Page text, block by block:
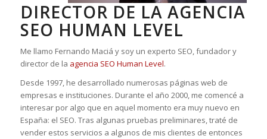
DIRECTOR DE LA AGENCIA
SEO HUMAN LEVEL
Me llamo Fernando Maciá y soy un experto SEO, fundador y
director de la agencia SEO Human Level.
Desde 1997, he desarrollado numerosas páginas web de
empresas e instituciones. Durante el año 2000, me comencé a
interesar por algo que en aquel momento era muy nuevo en
España: el SEO. Tras algunas pruebas preliminares, traté de
vender estos servicios a algunos de mis clientes de entonces